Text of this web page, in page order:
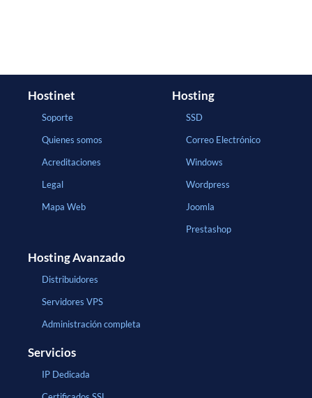
Hostinet
Soporte
Quienes somos
Acreditaciones
Legal
Mapa Web
Hosting
SSD
Correo Electrónico
Windows
Wordpress
Joomla
Prestashop
Hosting Avanzado
Distribuidores
Servidores VPS
Administración completa
Servicios
IP Dedicada